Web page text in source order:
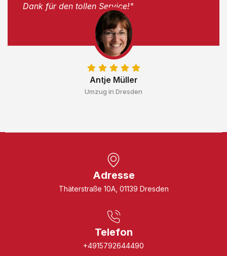
Antje Müller
Umzug in Dresden
Dank für den tollen Service!"
Adresse
Thäterstraße 10A, 01139 Dresden
Telefon
+4915792644490